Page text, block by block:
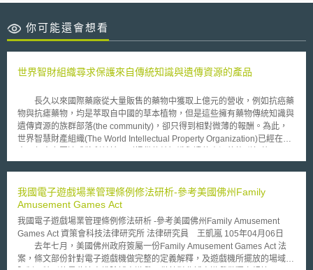
你可能還會想看
世界智財組織尋求保護來自傳統知識與遺傳資源的產品
長久以來國際藥廠從大量販售的藥物中獲取上億元的營收，例如抗癌藥
物與抗瘧藥物，均是萃取自中國的草本植物，但是這些擁有藥物傳統知識與
遺傳資源的族群部落(the community)，卻只得到相對微薄的報酬。為此，
世界智慧財產組織(The World Intellectual Property Organization)已經在過
許多先進國家到非洲、亞洲等地方蒐尋具有療效的植物後，回實驗室進
動的回饋其獲利給那些藥廠從中獲得藥物植物的族群部落。開發中國家已試
著要去制止這非法的竊用傳統知識的行為。 但由於傳統知識是累積
的，因此傳統知識的保護也面臨到如何認定其於何時已存在的困難。因此傳
統的智慧財產保護體系對於不能確認個別權利人與權利標的範圍的傳統知識
無法提供保護。 不過，世界智慧財產組織表示藥廠已開始關心並參與
傳統知識利用的協議，因為這些投資億元於研發而已有成功結果的藥廠，並
不希望他們處於一個法律上不確定的狀態。
我國電子遊戲場業管理條例修法研析-參考美國佛州Family
Amusement Games Act
我國電子遊戲場業管理條例修法研析 -參考美國佛州Family Amusement
Games Act 資策會科技法律研究所 法律研究員 王凱嵐 105年04月06日
去年七月，美國佛州政府簽屬一份Family Amusement Games Act 法
案，條文部份針對電子遊戲機做完整的定義解釋，及遊戲機所擺放的場域做